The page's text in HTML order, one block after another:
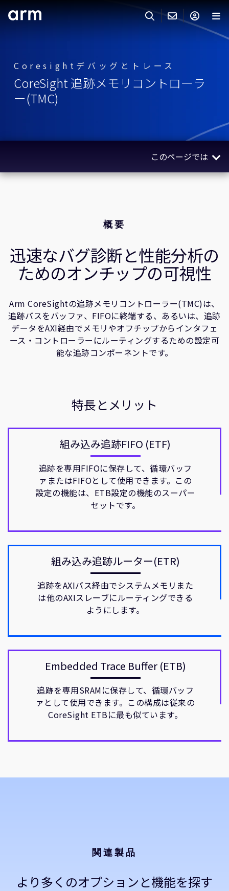
Skip to Main Content
Skip to Footer
サポート
IP サポート
Keil Tools
企業様向けFlexible Access
その他のお問い合わせ
研究連携
ウェブサイト
セキュリティ脆弱性の報告
グローバル本社
110 Fulbourn Road
全てのオフィスを見る
Armアカウント
ログインしてArmアカウントにアクセスする。
分野
Coresightデバッグとトレース
CoreSight 追跡メモリコントローラ
ー(TMC)
このページでは
概要
概要
迅速なバグ診断と性能分析の
ためのオンチップの可視性
Arm CoreSightの追跡メモリコントローラー(TMC)は、
追跡バスをバッファ、FIFOに終端する、あるいは、追跡
データをAXI経由でメモリやオフチップからインタフェ
ース・コントローラーにルーティングするための設定可
能な追跡コンポーネントです。
特長とメリット
組み込み追跡FIFO (ETF)
追跡を専用FIFOに保存して、循環バッフ
ァまたはFIFOとして使用できます。この
設定の機能は、ETB設定の機能のスーパー
セットです。
組み込み追跡ルーター(ETR)
追跡をAXIバス経由でシステムメモリまた
は他のAXIスレーブにルーティングできる
ようにします。
Embedded Trace Buffer (ETB)
追跡を専用SRAMに保存して、循環バッフ
ァとして使用できます。この構成は従来の
CoreSight ETBに最も似ています。
関連製品
より多くのオプションと機能を探す